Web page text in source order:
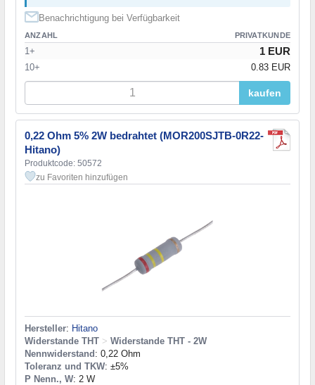
Benachrichtigung bei Verfügbarkeit
ANZAHL PRIVATKUNDE
1+ 1 EUR
10+ 0.83 EUR
kaufen
0,22 Ohm 5% 2W bedrahtet (MOR200SJTB-0R22-
Hitano)
Produktcode: 50572
zu Favoriten hinzufügen
Hersteller: Hitano
Widerstande THT > Widerstande THT - 2W
Nennwiderstand: 0,22 Ohm
Toleranz und TKW: ±5%
P Nenn., W: 2 W